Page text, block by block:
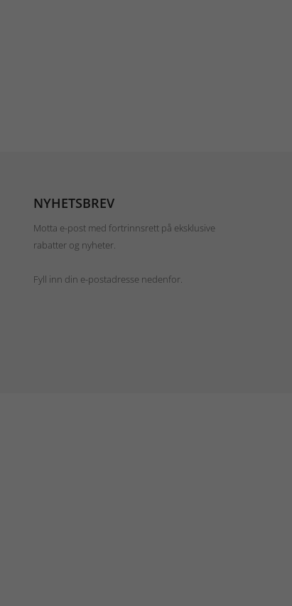
NYHETSBREV
Motta e-post med fortrinnsrett på eksklusive
rabatter og nyheter.
Fyll inn din e-postadresse nedenfor.